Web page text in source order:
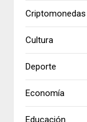
Criptomonedas
Cultura
Deporte
Economía
Educación